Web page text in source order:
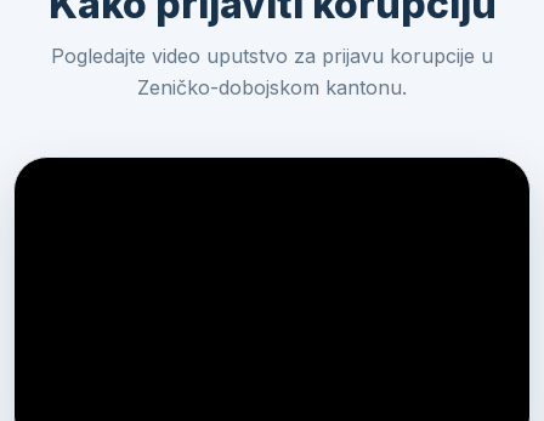
Pogledajte video uputstvo za prijavu korupcije u
Zeničko-dobojskom kantonu.